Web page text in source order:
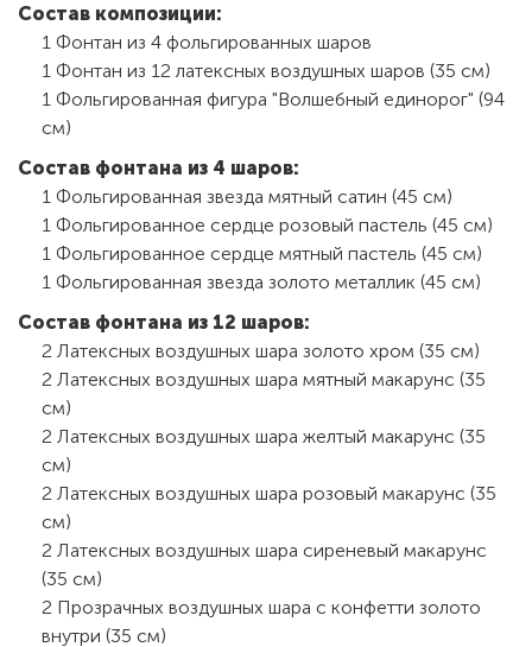
Состав композиции:
1 Фонтан из 4 фольгированных шаров
1 Фонтан из 12 латексных воздушных шаров (35 см)
1 Фольгированная фигура "Волшебный единорог" (94
см)
Состав фонтана из 4 шаров:
1 Фольгированная звезда мятный сатин (45 см)
1 Фольгированное сердце розовый пастель (45 см)
1 Фольгированное сердце мятный пастель (45 см)
1 Фольгированная звезда золото металлик (45 см)
Состав фонтана из 12 шаров:
2 Латексных воздушных шара золото хром (35 см)
2 Латексных воздушных шара мятный макарунс (35
см)
2 Латексных воздушных шара желтый макарунс (35
см)
2 Латексных воздушных шара розовый макарунс (35
см)
2 Латексных воздушных шара сиреневый макарунс
(35 см)
2 Прозрачных воздушных шара с конфетти золото
внутри (35 см)